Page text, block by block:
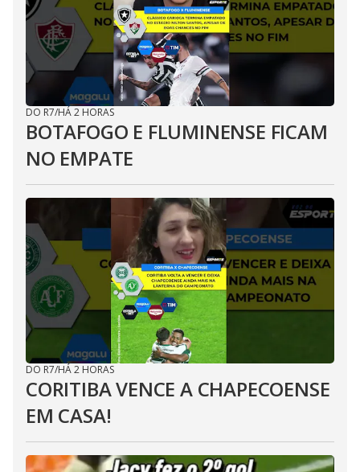
DO R7/HÁ 2 HORAS
BOTAFOGO E FLUMINENSE FICAM
NO EMPATE
DO R7/HÁ 2 HORAS
CORITIBA VENCE A CHAPECOENSE
EM CASA!